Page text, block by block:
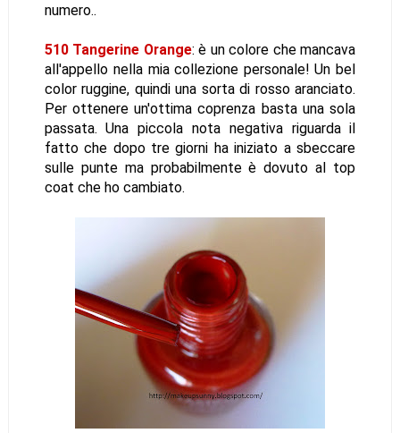
numero..
510 Tangerine Orange: è un colore che mancava
all'appello nella mia collezione personale! Un bel
color ruggine, quindi una sorta di rosso aranciato.
Per ottenere un'ottima coprenza basta una sola
passata. Una piccola nota negativa riguarda il
fatto che dopo tre giorni ha iniziato a sbeccare
sulle punte ma probabilmente è dovuto al top
coat che ho cambiato.